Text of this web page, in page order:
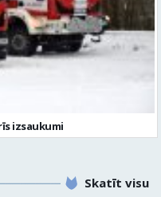
izsaukumi
Skatīt visu